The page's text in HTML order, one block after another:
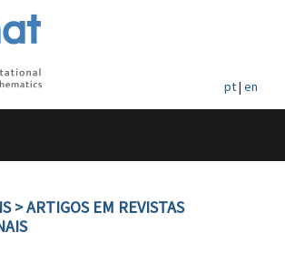
pt| en
> ARTIGOS EM REVISTAS